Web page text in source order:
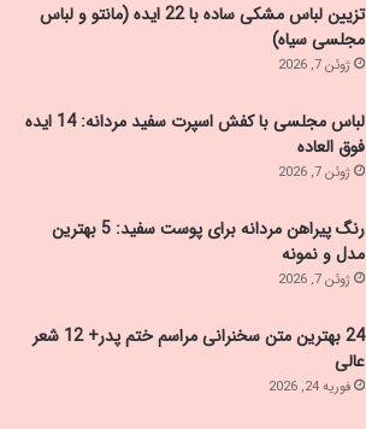
تزیین لباس مشکی ساده با 22 ایده (مانتو و لباس
مجلسی سیاه)
ژوئن 7, 2026
لباس مجلسی با کفش اسپرت سفید مردانه: 14 ایده
فوق العاده
ژوئن 7, 2026
رنگ پیراهن مردانه برای پوست سفید: 5 بهترین
مدل و نمونه
ژوئن 7, 2026
24 بهترین متن سخنرانی مراسم ختم پدر+ 12 شعر
عالی
فوریه 24, 2026